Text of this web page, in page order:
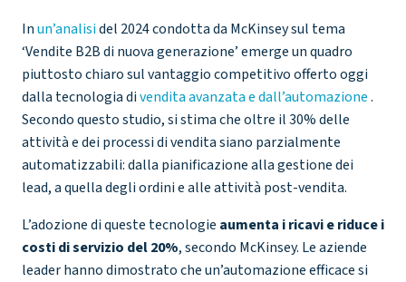
Inun’analisidel 2024 condotta da McKinsey sul tema
‘Vendite B2B di nuova generazione’ emerge un quadro
piuttosto chiaro sul vantaggio competitivo offerto oggi
dalla tecnologia divendita avanzata e dall’automazione.
Secondo questo studio, si stima che oltre il 30% delle
attività e dei processi di vendita siano parzialmente
automatizzabili: dalla pianificazione alla gestione dei
lead, a quella degli ordini e alle attività post-vendita.
L’adozione di queste tecnologie aumenta i ricavi e riduce i
costi di servizio del 20%, secondo McKinsey. Le aziende
leader hanno dimostrato che un’automazione efficace si